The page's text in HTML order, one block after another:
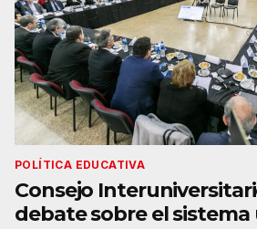
POLÍTICA EDUCATIVA
Consejo
debate sobre el